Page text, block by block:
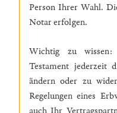
Person Ihrer Wahl.
Notar erfolgen.
Wichtig zu
Testament jederzeit
ändern oder zu
Regelungen eines